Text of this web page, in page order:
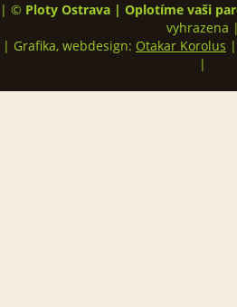
| © Ploty Ostrava | Oplotíme vaši
vyhrazena |
| Grafika, webdesign: Otakar Korolus |
|